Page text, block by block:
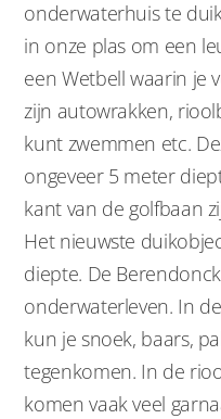
onderwaterhuis te
in onze plas om een
een Wetbell waarin je
zijn autowrakken,
kunt zwemmen etc.
ongeveer 5 meter
kant van de golfbaan
Het nieuwste
diepte. De
onderwaterleven. In
kun je snoek, baars,
tegenkomen. In de
komen vaak veel